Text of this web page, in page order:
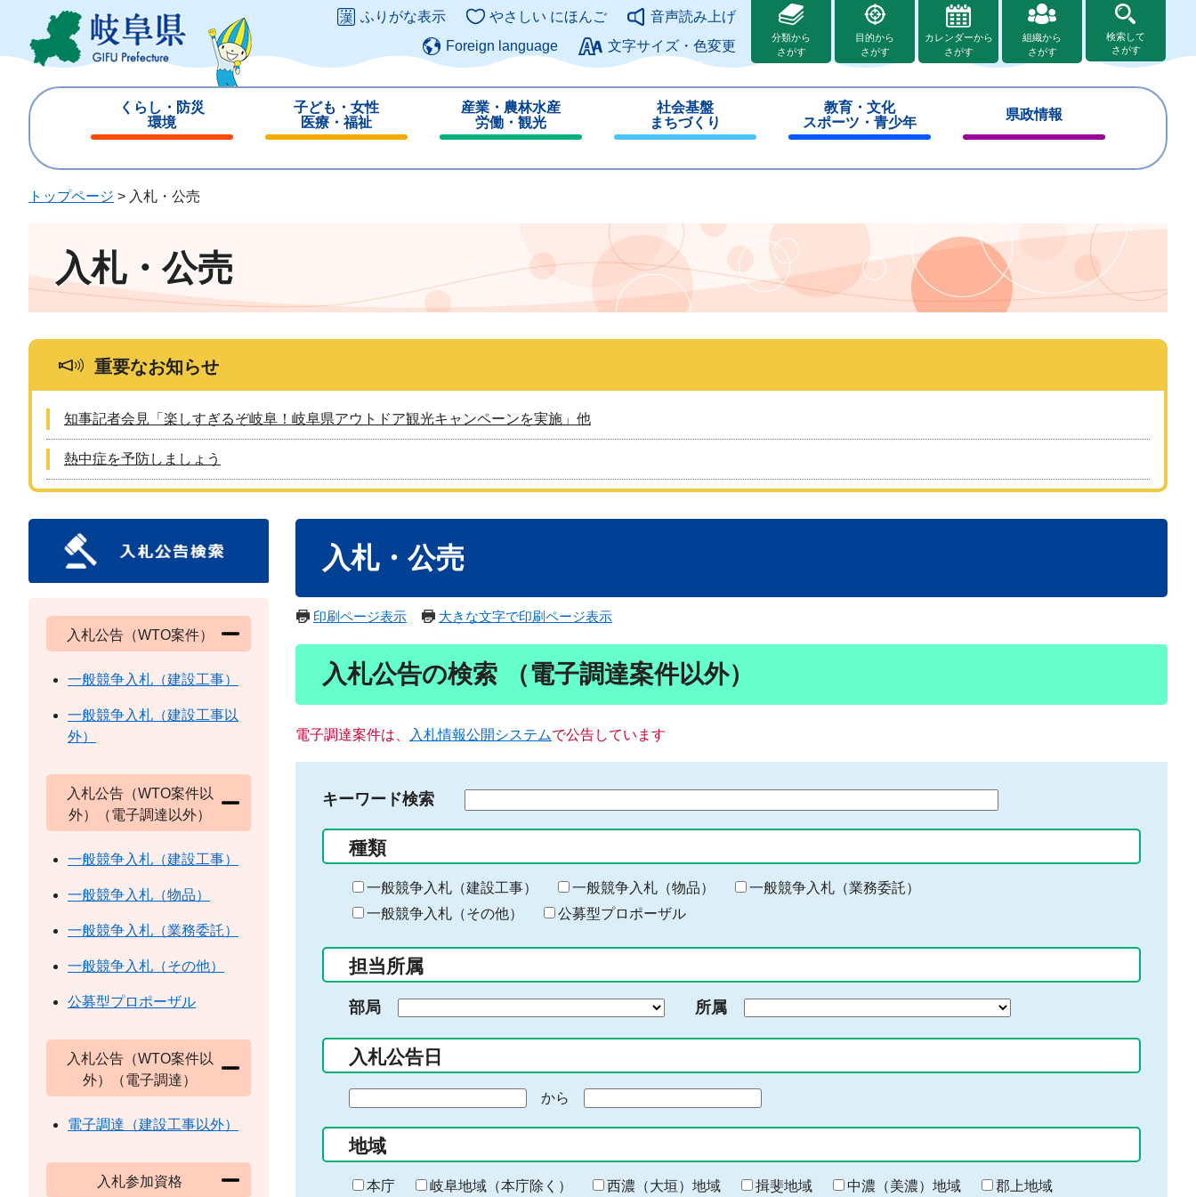
ジ
ュ
このページの本文へ
ふりがな表示 やさしい にほんご
音声読み上げ
Foreign language
文字サイズ・色変更
分類から
さがす
目的から
さがす
カレンダーから
さがす
組織から
さがす
検索して
さがす
くらし・防災
環境
じ
子ども・女性
医療・福祉
じ
産業・農林水産
労働・観光
じ
社会基盤
まちづくり
じ
教育・文化
スポーツ・青少年
じ
県政情報
じ
トップページ > 入札・公売
入札・公売
重要なお知らせ
知事記者会見「楽しすぎるぞ岐阜！岐阜県アウトドア観光キャンペーンを実施」他
熱中症を予防しましょう
入札・公売
印刷ページ表示 大きな文字で印刷ページ表示
入札公告の検索 （電子調達案件以外）
電子調達案件は、 入札情報公開システムで公告しています
キーワード検索
る
キ
ー
ー
入
力
種類
一般競争入札（建設工事） 一般競争入札（物品）
一般競争入札（業務委託）
一般競争入札（その他）
公募型プロポーザル
担当所属
部局 所属
入札公告日
の
始
ま
から
終
わ
地域
本庁 岐阜地域（本庁除く） 西濃（大垣）地域 揖斐地域 中濃（美濃）地域
郡上地域
入札公告（WTO案件）
一般競争入札（建設工事）
一般競争入札（建設工事以
外）
入札公告（WTO案件以
外）（電子調達以外）
一般競争入札（建設工事）
一般競争入札（物品）
一般競争入札（業務委託）
一般競争入札（その他）
公募型プロポーザル
入札公告（WTO案件以
外）（電子調達）
電子調達（建設工事以外）
入札参加資格